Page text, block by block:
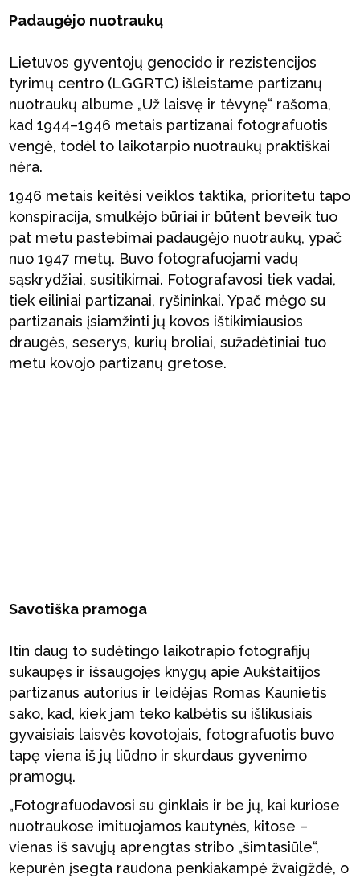
Padaugėjo nuotraukų
Lietuvos gyventojų genocido ir rezistencijos
tyrimų centro (LGGRTC) išleistame partizanų
nuotraukų albume „Už laisvę ir tėvynę“ rašoma,
kad 1944–1946 metais partizanai fotografuotis
vengė, todėl to laikotarpio nuotraukų praktiškai
nėra.
1946 metais keitėsi veiklos taktika, prioritetu tapo
konspiracija, smulkėjo būriai ir būtent beveik tuo
pat metu pastebimai padaugėjo nuotraukų, ypač
nuo 1947 metų. Buvo fotografuojami vadų
sąskrydžiai, susitikimai. Fotografavosi tiek vadai,
tiek eiliniai partizanai, ryšininkai. Ypač mėgo su
partizanais įsiamžinti jų kovos ištikimiausios
draugės, seserys, kurių broliai, sužadėtiniai tuo
metu kovojo partizanų gretose.
Savotiška pramoga
Itin daug to sudėtingo laikotrapio fotografijų
sukaupęs ir išsaugojęs knygų apie Aukštaitijos
partizanus autorius ir leidėjas Romas Kaunietis
sako, kad, kiek jam teko kalbėtis su išlikusiais
gyvaisiais laisvės kovotojais, fotografuotis buvo
tapę viena iš jų liūdno ir skurdaus gyvenimo
pramogų.
„Fotografuodavosi su ginklais ir be jų, kai kuriose
nuotraukose imituojamos kautynės, kitose –
vienas iš savųjų aprengtas stribo „šimtasiūle“,
kepurėn įsegta raudona penkiakampė žvaigždė, o